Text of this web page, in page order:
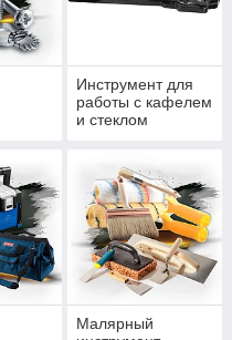
Инструмент для
работы с кафелем
и стеклом
Малярный